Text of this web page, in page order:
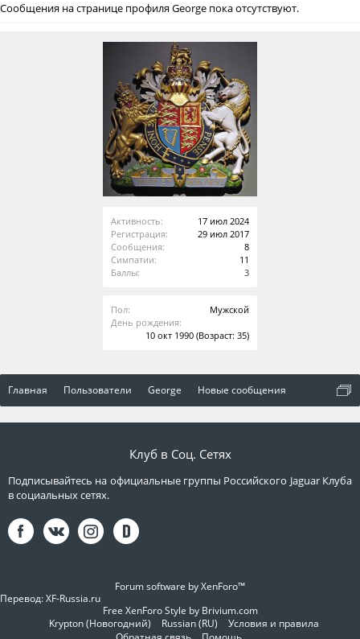
Активность:
17 июл 2024
Регистрация:
29 июл 2017
Сообщения:
8
Симпатии:
11
Баллы:
3
Пол:
Мужской
День рождения:
10 окт 1990 (Возраст: 35)
Сообщения на странице профиля George пока отсутствуют.
Главная Пользователи George Новые сообщения
Клуб в Соц. Сетях
Подписывайтесь на официальные группы Российского Jaguar Клуба
в социальных сетях.
Forum software by XenForo™
Перевод:XF-Russia.ru
Free XenForo Style by Brivium.com
Krypton (Новогодний)
Russian (RU)
Условия и правила